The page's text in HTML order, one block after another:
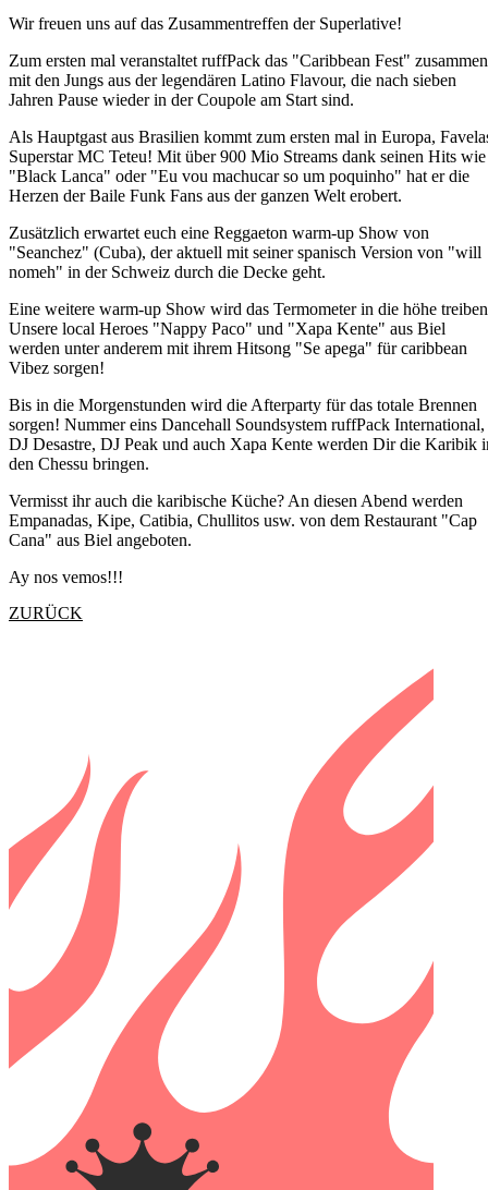
Wir freuen uns auf das Zusammentreffen der Superlative!
Zum ersten mal veranstaltet ruffPack das "Caribbean Fest" zusammen
mit den Jungs aus der legendären Latino Flavour, die nach sieben
Jahren Pause wieder in der Coupole am Start sind.
Als Hauptgast aus Brasilien kommt zum ersten mal in Europa,
Superstar MC Teteu! Mit über 900 Mio Streams dank seinen Hits wie
"Black Lanca" oder "Eu vou machucar so um poquinho" hat er die
Herzen der Baile Funk Fans aus der ganzen Welt erobert.
Zusätzlich erwartet euch eine Reggaeton warm-up Show von
"Seanchez" (Cuba), der aktuell mit seiner spanisch Version von "will
nomeh" in der Schweiz durch die Decke geht.
Eine weitere warm-up Show wird das Termometer in die höhe
Unsere local Heroes "Nappy Paco" und "Xapa Kente" aus Biel
werden unter anderem mit ihrem Hitsong "Se apega" für caribbean
Vibez sorgen!
Bis in die Morgenstunden wird die Afterparty für das totale Brennen
sorgen! Nummer eins Dancehall Soundsystem ruffPack International,
DJ Desastre, DJ Peak und auch Xapa Kente werden Dir die Karibik
den Chessu bringen.
Vermisst ihr auch die karibische Küche? An diesen Abend werden
Empanadas, Kipe, Catibia, Chullitos usw. von dem Restaurant "Cap
Cana" aus Biel angeboten.
Ay nos vemos!!!
ZURÜCK